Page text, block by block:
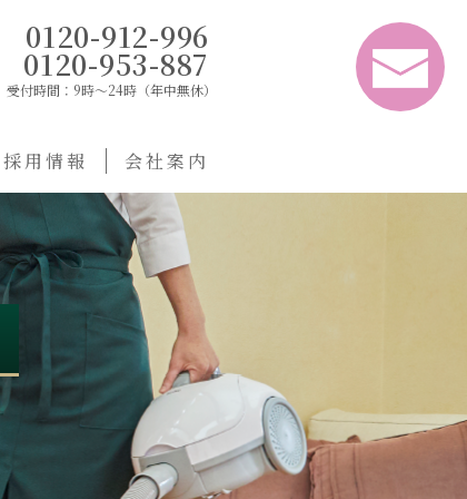
0120-912-996
0120-953-887
受付時間：9時〜24時（年中無休）
採用情報 会社案内